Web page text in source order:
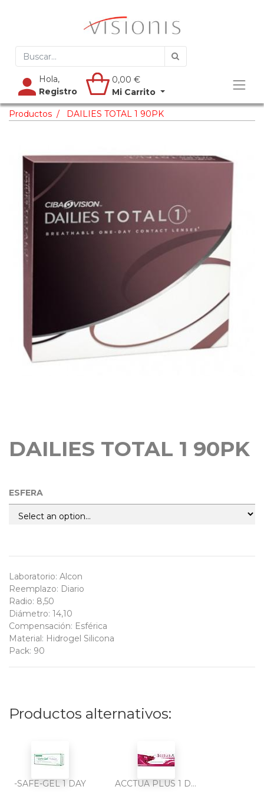
Hola,
Registro
0,00 €
Mi Carrito
Productos DAILIES TOTAL 1 90PK
DAILIES TOTAL 1 90PK
ESFERA
Laboratorio: Alcon
Reemplazo: Diario
Radio: 8,50
Diámetro: 14,10
Compensación: Esférica
Material: Hidrogel Silicona
Pack: 90
Productos alternativos:
-SAFE-GEL 1 DAY ACCTUA PLUS 1 DAY HIDROGEL SILICONA 30PK